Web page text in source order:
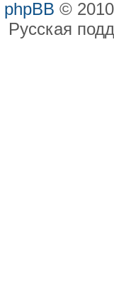
phpBB ©
Русская